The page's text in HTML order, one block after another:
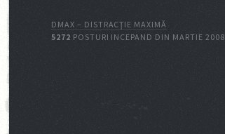
DMAX – DISTRACŢIE MAXIMĂ
5272 POSTURI INCEPAND DIN MARTIE 2008